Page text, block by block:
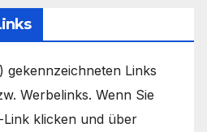
gekennzeichneten Links
Werbelinks. Wenn Sie
klicken und über